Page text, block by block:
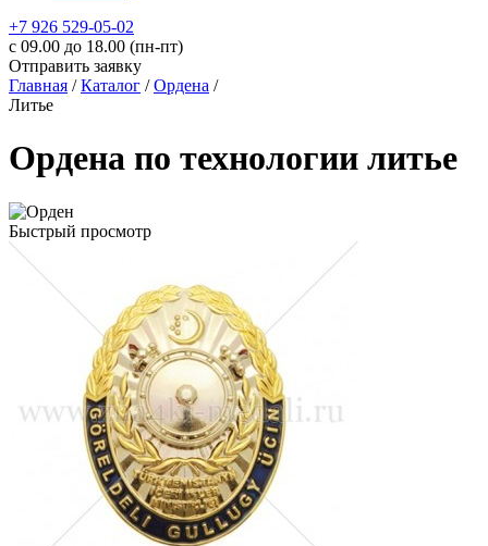
+7 926 529-05-02
c 09.00 до 18.00 (пн-пт)
Отправить заявку
Главная /Каталог /Ордена /
Литье
Ордена по технологии литье
Быстрый просмотр